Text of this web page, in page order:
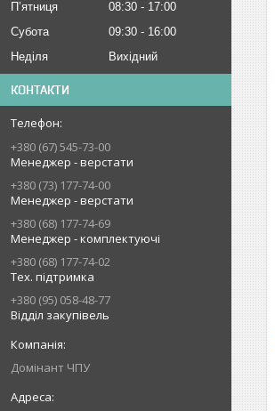
Пʼятниця
08:30
17:00
Субота
09:30
16:00
Неділя
Вихідний
КОНТАКТИ
+380 (67) 545-73-00
Менеджер - верстати
+380 (73) 177-74-00
Менеджер - верстати
+380 (68) 177-74-69
Менеджер - комплектуючі
+380 (68) 177-74-02
Тех. підтримка
+380 (95) 058-48-77
Відділ закупівель
Домінант ЧПУ